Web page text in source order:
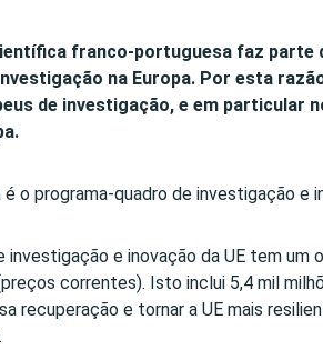
franco-portuguesa faz
na Europa. Por esta
de investigação, e em particular
o programa-quadro de investigação e
investigação e inovação da UE tem
correntes). Isto inclui 5,4 mil
recuperação e tornar a UE mais